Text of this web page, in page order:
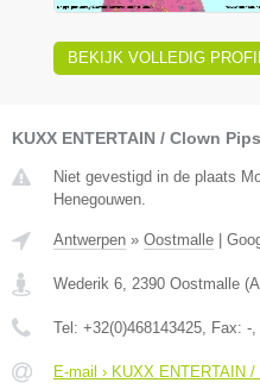
BEKIJK VOLLEDIG
KUXX ENTERTAIN / Clown
Niet gevestigd in de plaats
Henegouwen.
Antwerpen » Oostmalle
Wederik 6, 2390 Oostmalle (
Tel: +32(0)468143425, Fax: -,
E-mail › KUXX ENTERTAIN